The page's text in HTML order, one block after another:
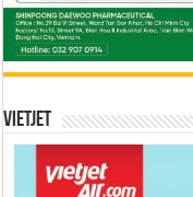
Vietjet